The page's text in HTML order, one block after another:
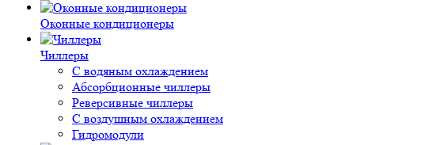
Оконные кондиционеры
Чиллеры
С водяным охлаждением
Абсорбционные чиллеры
Реверсивные чиллеры
С воздушным охлаждением
Гидромодули